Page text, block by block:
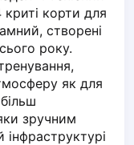
корти для
створені
року.
як для
зручним
інфраструктурі